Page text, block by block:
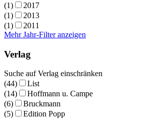
(1)
2017
(1)
2013
(1)
2011
Mehr Jahr-Filter anzeigen
Verlag
Suche auf Verlag einschränken
(44)
List
(14)
Hoffmann u. Campe
(6)
Bruckmann
(5)
Edition Popp